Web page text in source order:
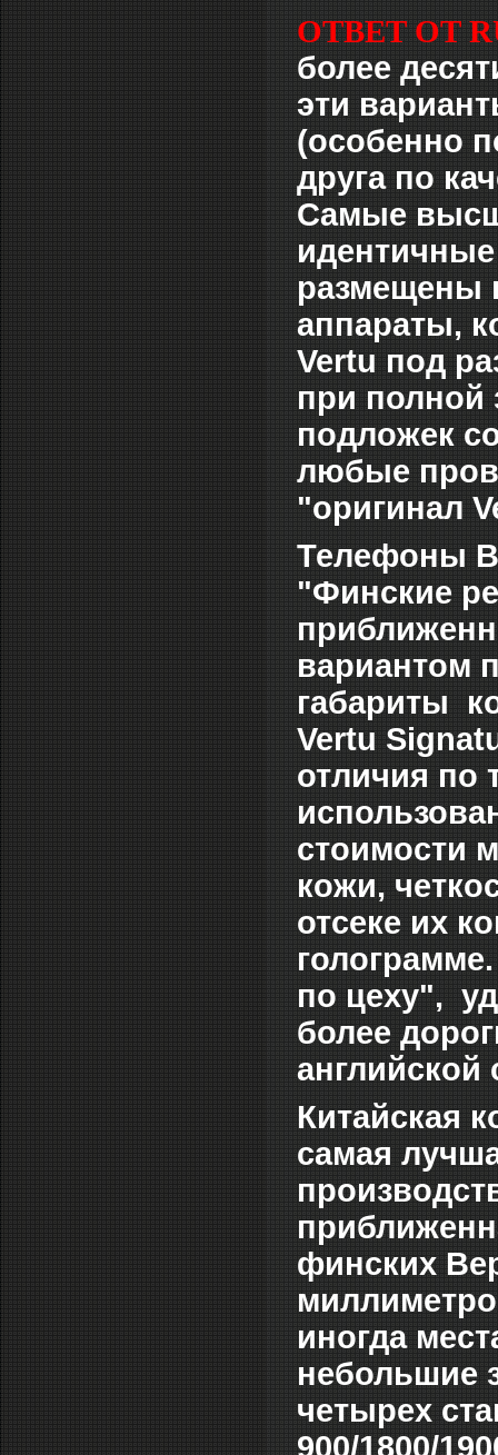
ОТВЕТ ОТ
более
эти
(особенно
друга по
Cамые
размещены
аппараты,
Vertu под
при полной
подложек
любые
"оригинал
Телефоны
"Финские
вариантом
габариты
Vertu
отличия по
стоимости
кожи,
отсеке их
по цеху",
более
Китайская
самая
финских
иногда
небольшие
четырех
900/1800/